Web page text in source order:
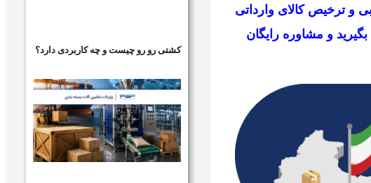
و ترخیص کالای وارداتی
ما استعلام قیمت بگیرید و مشاوره رایگان
کشتی رو رو چیست و چه کاربردی دارد؟